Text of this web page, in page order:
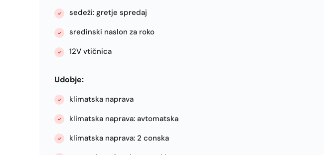
sedeži: gretje spredaj
sredinski naslon za roko
12V vtičnica
Udobje:
klimatska naprava
klimatska naprava: avtomatska
klimatska naprava: 2 conska